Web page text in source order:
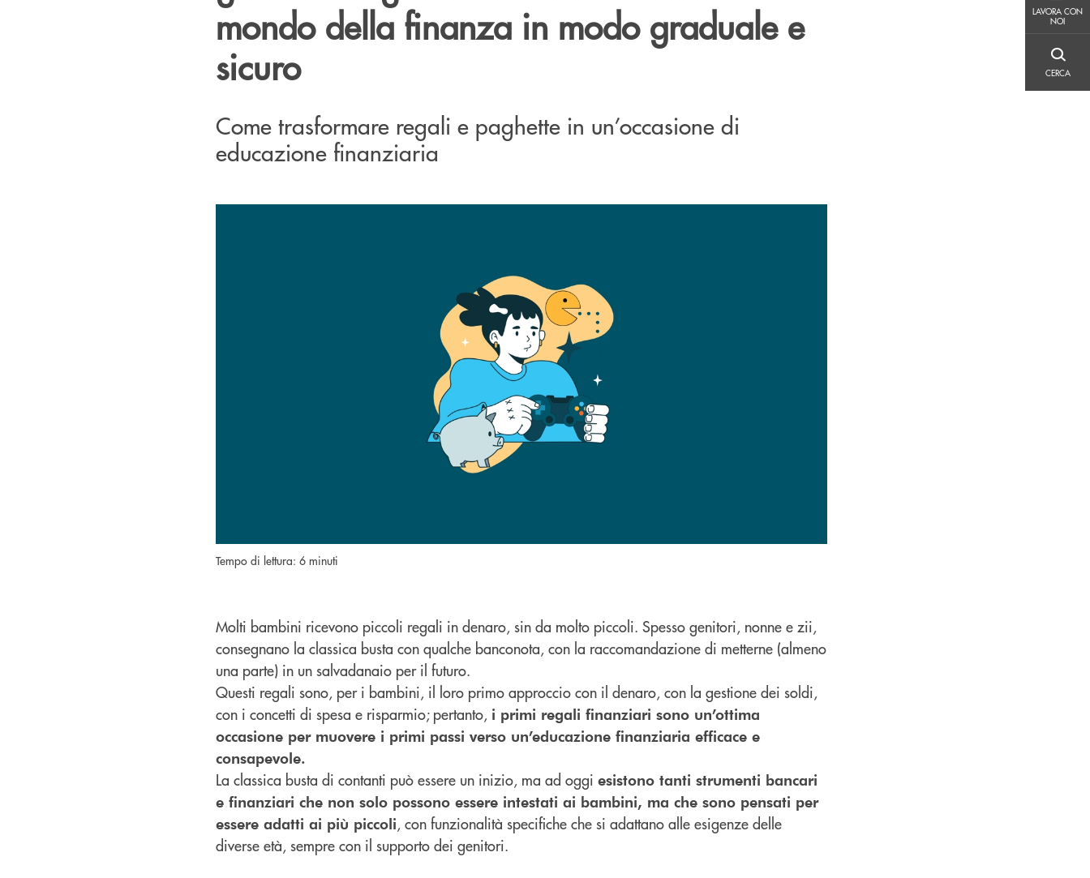
LAVORA CON
NOI
CERCA
mondo della finanza in modo graduale e
sicuro
Come trasformare regali e paghette in un’occasione di
educazione finanziaria
Tempo di lettura: 6 minuti
Molti bambini ricevono piccoli regali in denaro, sin da molto piccoli. Spesso genitori, nonne e zii,
consegnano la classica busta con qualche banconota, con la raccomandazione di metterne (almeno
una parte) in un salvadanaio per il futuro.
Questi regali sono, per i bambini, il loro primo approccio con il denaro, con la gestione dei soldi,
con i concetti di spesa e risparmio; pertanto, i primi regali finanziari sono un’ottima
occasione per muovere i primi passi verso un’educazione finanziaria efficace e
consapevole.
La classica busta di contanti può essere un inizio, ma ad oggi esistono tanti strumenti bancari
e finanziari che non solo possono essere intestati ai bambini, ma che sono pensati per
essere adatti ai più piccoli, con funzionalità specifiche che si adattano alle esigenze delle
diverse età, sempre con il supporto dei genitori.